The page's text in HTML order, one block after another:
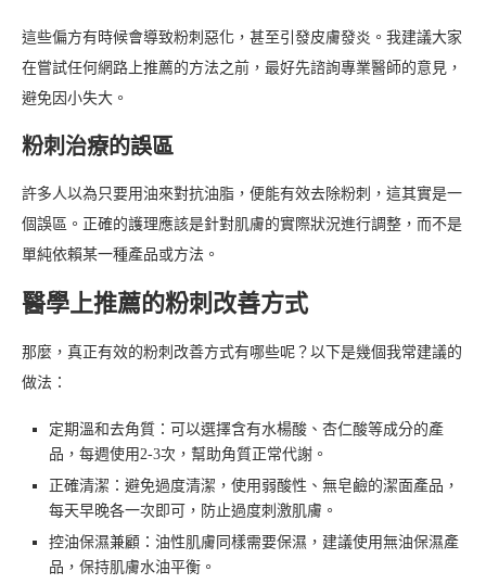
這些偏方有時候會導致粉刺惡化，甚至引發皮膚發炎。我建議大家
在嘗試任何網路上推薦的方法之前，最好先諮詢專業醫師的意見，
避免因小失大。
粉刺治療的誤區
許多人以為只要用油來對抗油脂，便能有效去除粉刺，這其實是一
個誤區。正確的護理應該是針對肌膚的實際狀況進行調整，而不是
單純依賴某一種產品或方法。
醫學上推薦的粉刺改善方式
那麼，真正有效的粉刺改善方式有哪些呢？以下是幾個我常建議的
做法：
定期溫和去角質：可以選擇含有水楊酸、杏仁酸等成分的產
品，每週使用2-3次，幫助角質正常代謝。
正確清潔：避免過度清潔，使用弱酸性、無皂鹼的潔面產品，
每天早晚各一次即可，防止過度刺激肌膚。
控油保濕兼顧：油性肌膚同樣需要保濕，建議使用無油保濕產
品，保持肌膚水油平衡。